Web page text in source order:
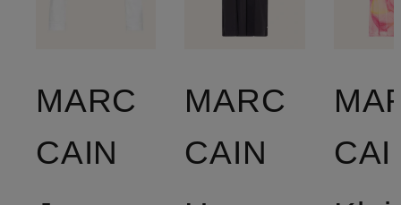
MARC
CAIN
MARC
CAIN